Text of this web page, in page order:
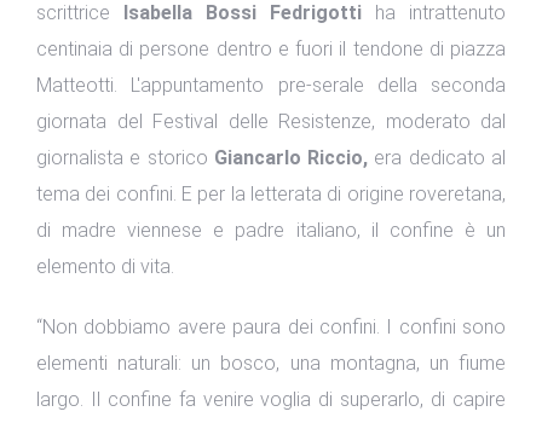
scrittrice Isabella Bossi Fedrigotti ha intrattenuto
centinaia di persone dentro e fuori il tendone di piazza
Matteotti. L'appuntamento pre-serale della seconda
giornata del Festival delle Resistenze, moderato dal
giornalista e storico Giancarlo Riccio, era dedicato al
tema dei confini. E per la letterata di origine roveretana,
di madre viennese e padre italiano, il confine è un
elemento di vita.
“Non dobbiamo avere paura dei confini. I confini sono
elementi naturali: un bosco, una montagna, un fiume
largo. Il confine fa venire voglia di superarlo, di capire